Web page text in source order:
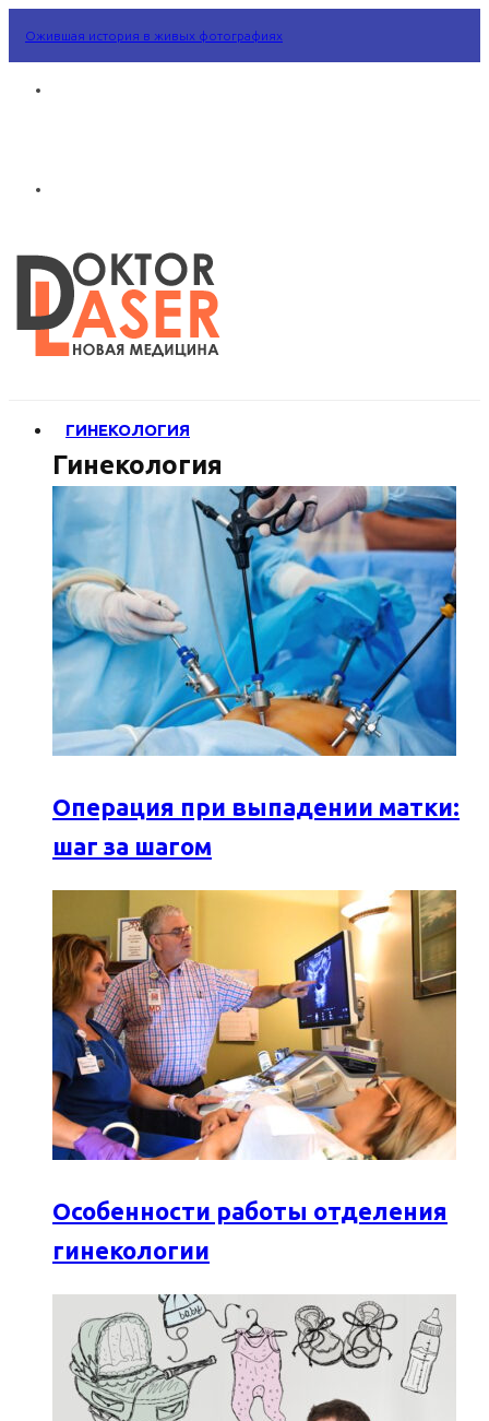
Ожившая история в живых фотографиях
ГИНЕКОЛОГИЯ
Гинекология
Операция при выпадении матки:
шаг за шагом
Особенности работы отделения
гинекологии